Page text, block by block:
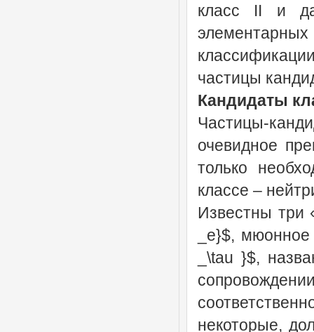
класс II и
частицы
Кандидаты
Частицы-
очевидное
только
классе –
Известны три
_e}$,
_\tau }$,
некоторые,